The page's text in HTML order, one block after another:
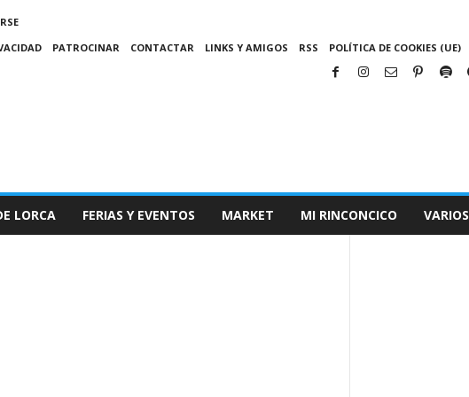
PATROCINAR CONTACTAR LINKS Y AMIGOS RSS POLÍTICA DE COOKIES (UE)
LORCA FERIAS Y EVENTOS MARKET MI RINCONCICO VARIOS